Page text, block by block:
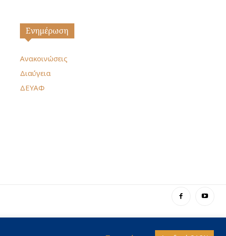
Ενημέρωση
Ανακοινώσεις
Διαύγεια
ΔΕΥΑΦ